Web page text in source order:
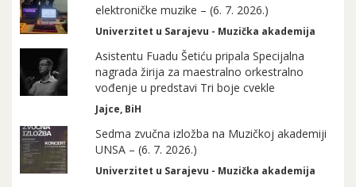
elektroničke muzike – (6. 7. 2026.)
Univerzitet u Sarajevu - Muzička akademija
Asistentu Fuadu Šetiću pripala Specijalna
nagrada žirija za maestralno orkestralno
vođenje u predstavi Tri boje cvekle
Jajce, BiH
Sedma zvučna izložba na Muzičkoj akademiji
UNSA – (6. 7. 2026.)
Univerzitet u Sarajevu - Muzička akademija